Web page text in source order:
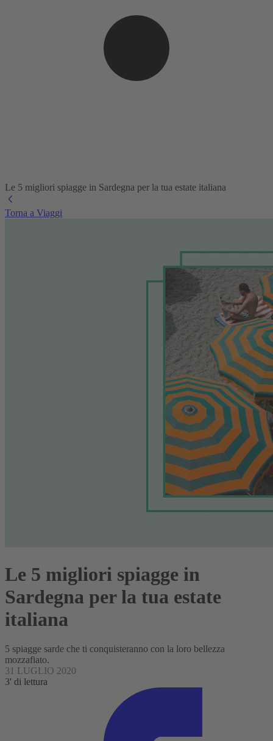
Le 5 migliori spiagge in Sardegna per la tua estate italiana
Torna a Viaggi
Le 5 migliori spiagge in
Sardegna per la tua estate
italiana
5 spiagge sarde che ti conquisteranno con la loro bellezza
mozzafiato.
31 LUGLIO 2020
3' di lettura